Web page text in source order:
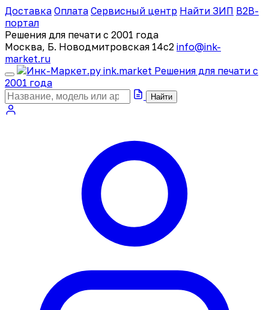
Доставка Оплата Сервисный центр Найти ЗИП B2B-
портал
Решения для печати с 2001 года
Москва, Б. Новодмитровская 14с2 info@ink-
market.ru
ink.market Решения для печати с
2001 года
Найти